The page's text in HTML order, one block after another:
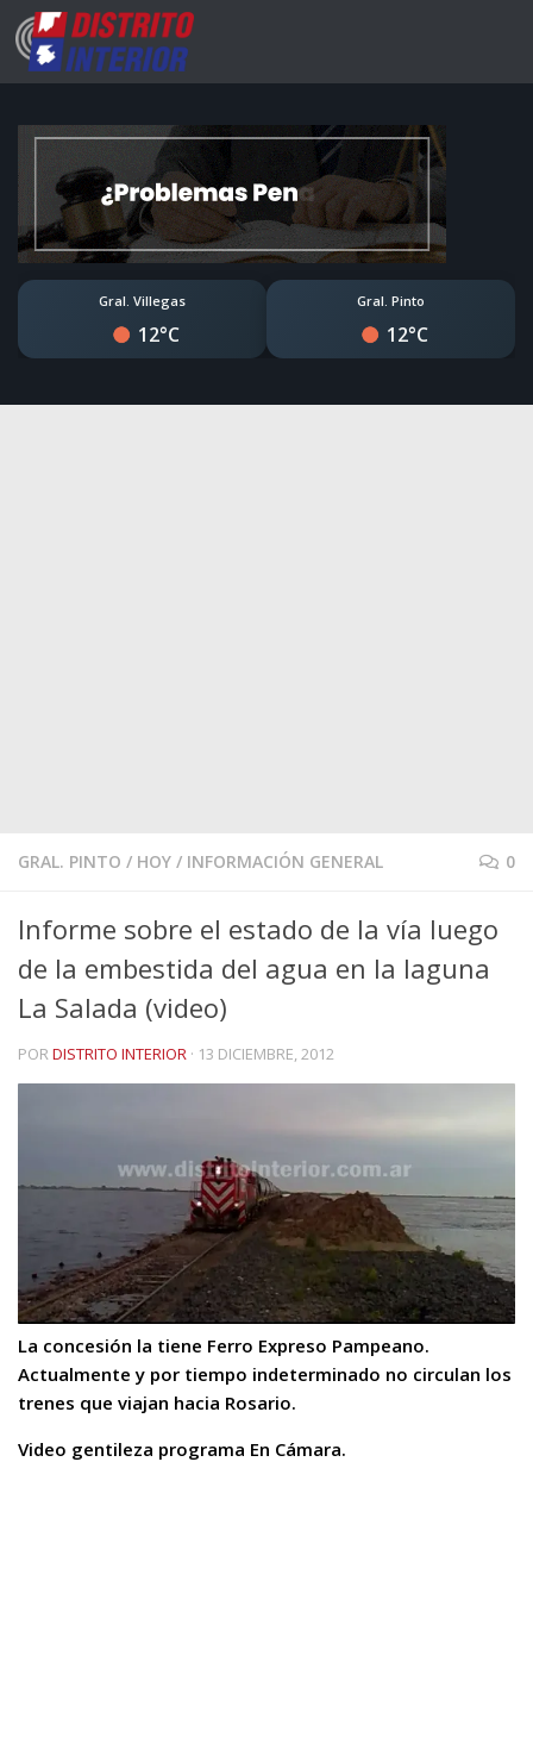
Gral. Villegas
12°C
Gral. Pinto
12°C
GRAL. PINTO / HOY / INFORMACIÓN GENERAL 0
Informe sobre el estado de la vía luego
de la embestida del agua en la laguna
La Salada (video)
PORDISTRITO INTERIOR · 13 DICIEMBRE, 2012
La concesión la tiene Ferro Expreso Pampeano.
Actualmente y por tiempo indeterminado no circulan los
trenes que viajan hacia Rosario.
Video gentileza programa En Cámara.